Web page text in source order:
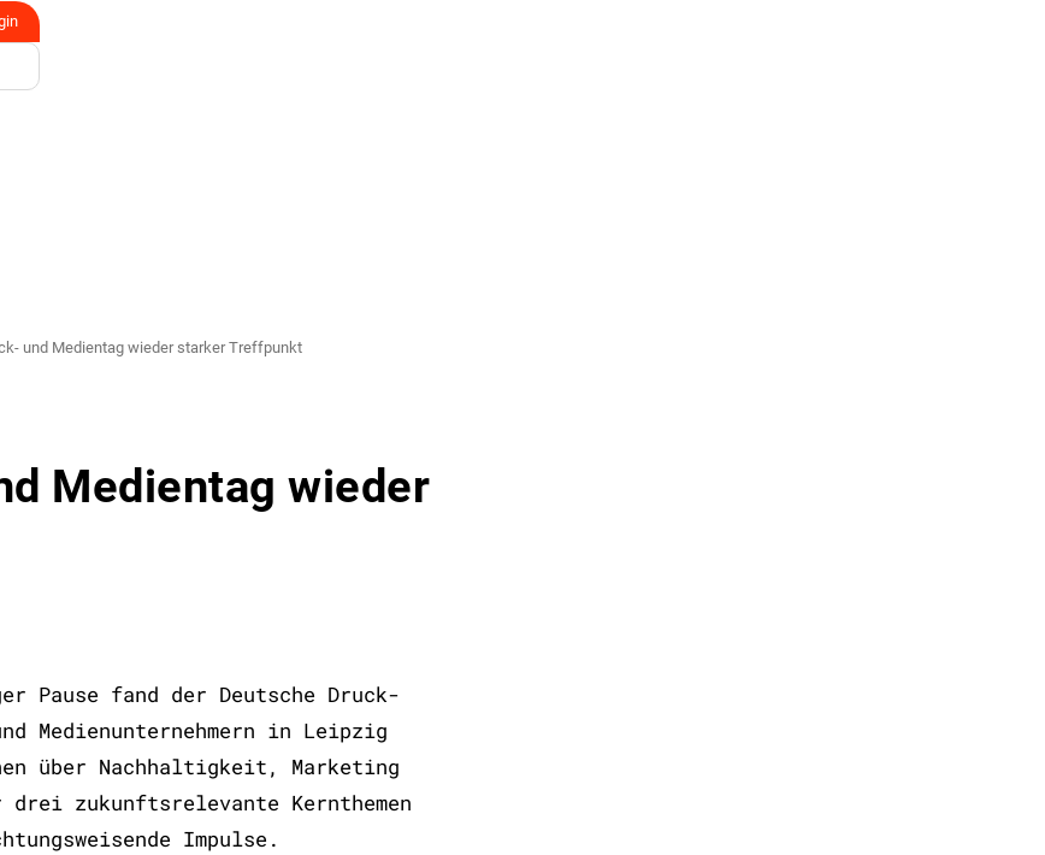
und Medientag wieder starker Treffpunkt
Medientag wieder
Pause fand der Deutsche Druck-
Medienunternehmern in Leipzig
über Nachhaltigkeit, Marketing
zukunftsrelevante Kernthemen
Impulse.